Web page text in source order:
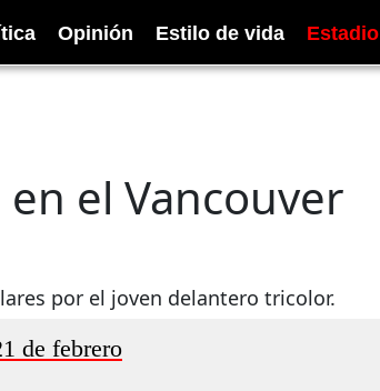
Opinión Estilo de vida Estadio
el Vancouver
por el joven delantero tricolor.
de febrero